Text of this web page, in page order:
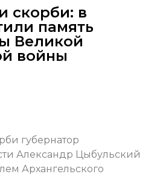
скорби: в
память
Великой
войны
губернатор
Александр Цыбульский
Архангельского